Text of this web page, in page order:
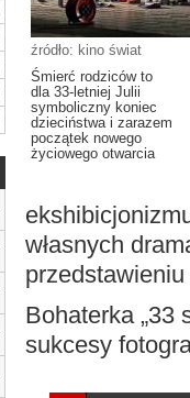
źródło: kino świat
Śmierć rodziców to
dla 33-letniej Julii
symboliczny koniec
dzieciństwa i zarazem
początek nowego
życiowego otwarcia
własnych
Bohaterka „33
sukcesy